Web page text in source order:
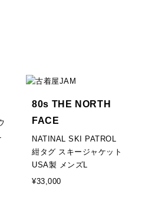
80s THE NORTH
FACE
NATINAL SKI PATROL
紺タグ スキージャケット
USA製 メンズL
¥33,000